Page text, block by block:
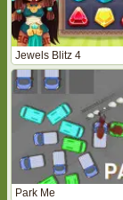
Jewels Blitz 4
Park Me